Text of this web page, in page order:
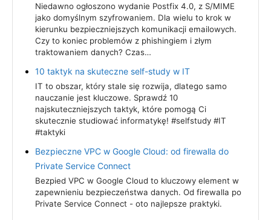
Niedawno ogłoszono wydanie Postfix 4.0, z S/MIME
jako domyślnym szyfrowaniem. Dla wielu to krok w
kierunku bezpieczniejszych komunikacji emailowych.
Czy to koniec problemów z phishingiem i złym
traktowaniem danych? Czas…
10 taktyk na skuteczne self-study w IT
IT to obszar, który stale się rozwija, dlatego samo
nauczanie jest kluczowe. Sprawdź 10
najskuteczniejszych taktyk, które pomogą Ci
skutecznie studiować informatykę! #selfstudy #IT
#taktyki
Bezpieczne VPC w Google Cloud: od firewalla do
Private Service Connect
Bezpied VPC w Google Cloud to kluczowy element w
zapewnieniu bezpieczeństwa danych. Od firewalla po
Private Service Connect - oto najlepsze praktyki.